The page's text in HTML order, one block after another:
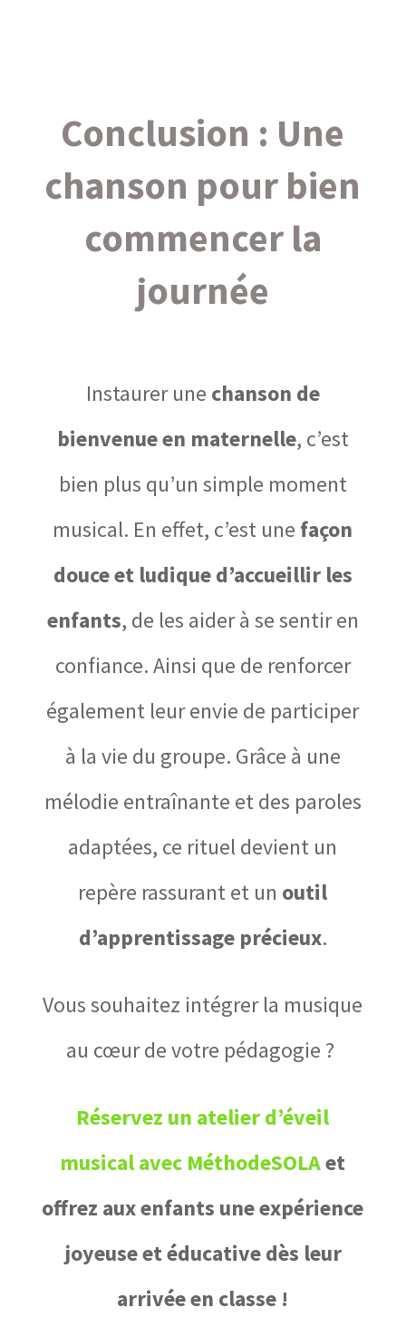
Conclusion : Une
chanson pour bien
commencer la
journée
Instaurer une chanson de
bienvenue en maternelle, c’est
bien plus qu’un simple moment
musical. En effet, c’est une façon
douce et ludique d’accueillir les
enfants, de les aider à se sentir en
confiance. Ainsi que de renforcer
également leur envie de participer
à la vie du groupe. Grâce à une
mélodie entraînante et des paroles
adaptées, ce rituel devient un
repère rassurant et un outil
d’apprentissage précieux.
Vous souhaitez intégrer la musique
au cœur de votre pédagogie ?
Réservez un atelier d’éveil
musical avec MéthodeSOLAet
offrez aux enfants une expérience
joyeuse et éducative dès leur
arrivée en classe !